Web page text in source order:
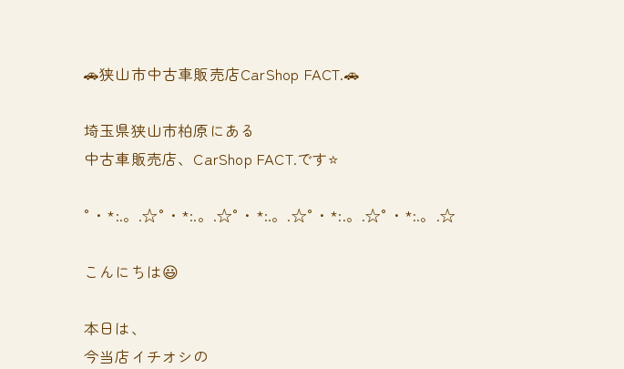
🚗狭山市中古車販売店CarShop FACT.🚗
埼玉県狭山市柏原にある
中古車販売店、CarShop FACT.です⭐️
°・*:.。.☆°・*:.。.☆°・*:.。.☆°・*:.。.☆°・*:.。.☆
こんにちは😃
本日は、
今当店イチオシの